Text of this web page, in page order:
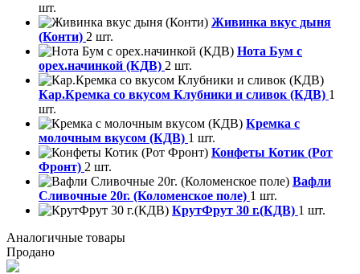
шт.
Живинка вкус дыня
(Конти) 2 шт.
Нота Бум с
орех.начинкой (КДВ) 2 шт.
Кар.Кремка со вкусом Клубники и сливок (КДВ) 1
шт.
Кремка с
молочным вкусом (КДВ) 1 шт.
Конфеты Котик (Рот
Фронт) 2 шт.
Вафли
Сливочные 20г. (Коломенское поле) 1 шт.
КрутФрут 30 г.(КДВ) 1 шт.
Аналогичные товары
Продано